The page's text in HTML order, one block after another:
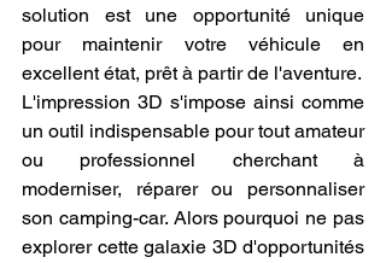
solution est une opportunité unique
pour maintenir votre véhicule en
excellent état, prêt à partir de l'aventure.
L'impression 3D s'impose ainsi comme
un outil indispensable pour tout amateur
ou professionnel cherchant à
moderniser, réparer ou personnaliser
son camping-car. Alors pourquoi ne pas
explorer cette galaxie 3D d'opportunités